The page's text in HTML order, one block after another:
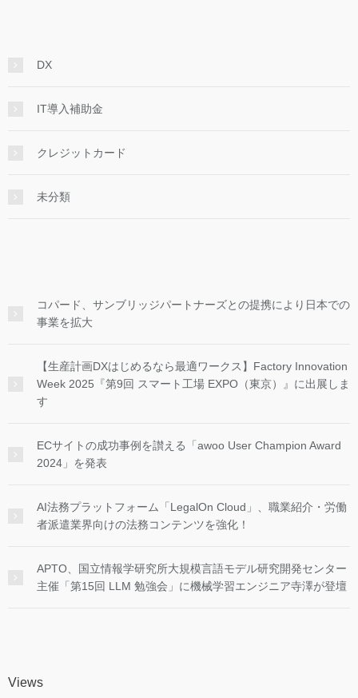
DX
IT導入補助金
クレジットカード
未分類
コパード、サンブリッジパートナーズとの提携により日本での
事業を拡大
【生産計画DXはじめるなら最適ワークス】Factory Innovation
Week 2025『第9回 スマート工場 EXPO（東京）』に出展しま
す
ECサイトの成功事例を讃える「awoo User Champion Award
2024」を発表
AI法務プラットフォーム「LegalOn Cloud」、職業紹介・労働
者派遣業界向けの法務コンテンツを強化！
APTO、国立情報学研究所大規模言語モデル研究開発センター
主催「第15回 LLM 勉強会」に機械学習エンジニア寺澤が登壇
Views